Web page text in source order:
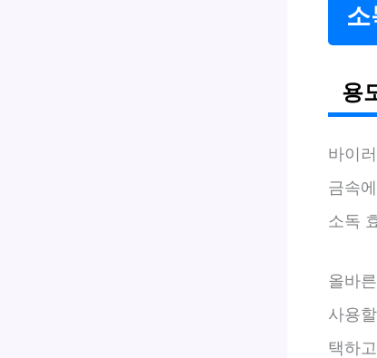
소
용
바이
금속
소독
올바
사용
택하